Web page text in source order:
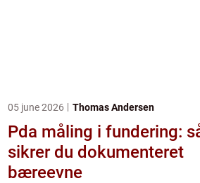
05 june 2026 Thomas Andersen
Pda måling i fundering:
sikrer du dokumenteret
bæreevne